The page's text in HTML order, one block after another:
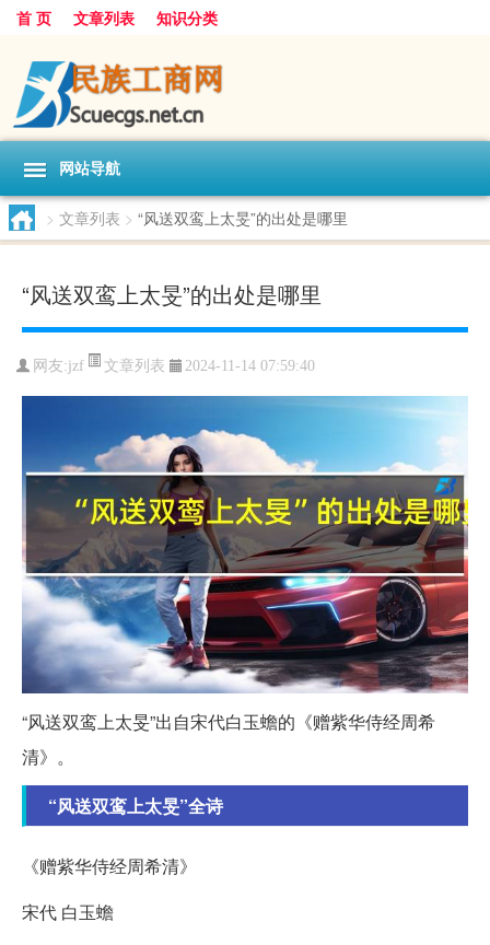
首 页 文章列表 知识分类
网站导航
> 文章列表 > “风送双鸾上太旻”的出处是哪里
“风送双鸾上太旻”的出处是哪里
网友:jzf 文章列表 2024-11-14 07:59:40
“风送双鸾上太旻”出自宋代白玉蟾的《赠紫华侍经周希
清》。
“风送双鸾上太旻”全诗
《赠紫华侍经周希清》
宋代 白玉蟾